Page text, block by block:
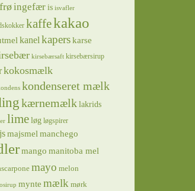
ingefær is isvafler
kaffekakao
kanelkapers karse
kirsebærsaft kirsebærsirup
kokosmælk
kondenseret mælk
kærnemælk lakrids
lime løg løgspirer
majsmel manchego
mango manitoba mel
mayo melon
mynte mælk mørk